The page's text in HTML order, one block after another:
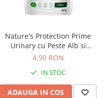
Nature's Protection Prime
Urinary cu Peste Alb si
Merisoare pentru Pisici 85 Gr
4,90 RON
IN STOC
ADAUGA IN COS